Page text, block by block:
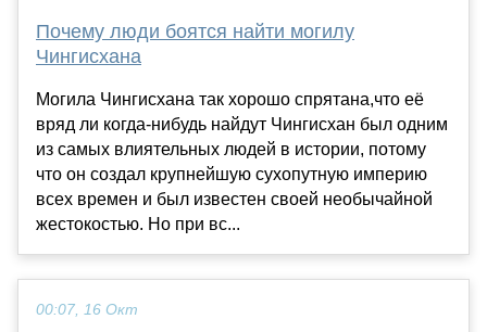
Почему люди боятся найти могилу
Чингисхана
Могила Чингисхана так хорошо спрятана,что её
вряд ли когда-нибудь найдут Чингисхан был одним
из самых влиятельных людей в истории, потому
что он создал крупнейшую сухопутную империю
всех времен и был известен своей необычайной
жестокостью. Но при вс...
00:07, 16 Окт